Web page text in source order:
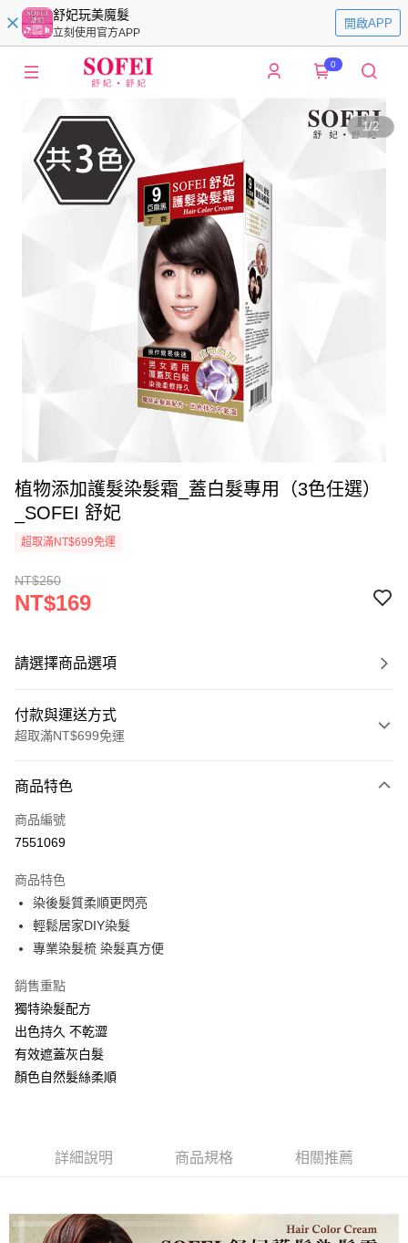
舒妃玩美魔髮
立刻使用官方APP
開啟APP
0
1/2
植物添加護髮染髮霜_蓋白髮專用（3色任選）
_SOFEI 舒妃
超取滿NT$699免運
NT$250
NT$169
請選擇商品選項
付款與運送方式
超取滿NT$699免運
信用卡一次付款
超商取貨付款
Apple Pay
街口支付
ATM付款
全家取貨付款
每筆NT$80，滿NT$699(含以上)免運費
每筆NT$80，滿NT$699(含以上)免運費
商品特色
商品編號
7551069
商品特色
染後髮質柔順更閃亮
輕鬆居家DIY染髮
專業染髮梳 染髮真方便
銷售重點
獨特染髮配方
出色持久 不乾澀
有效遮蓋灰白髮
顏色自然髮絲柔順
詳細說明 商品規格 相關推薦